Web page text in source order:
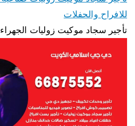
للافراح والحفلات
تأجير سجاد موكيت زوليات الجهراء